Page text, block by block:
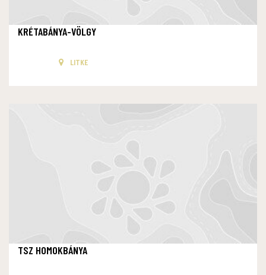
KRÉTABÁNYA-VÖLGY
LITKE
TSZ HOMOKBÁNYA